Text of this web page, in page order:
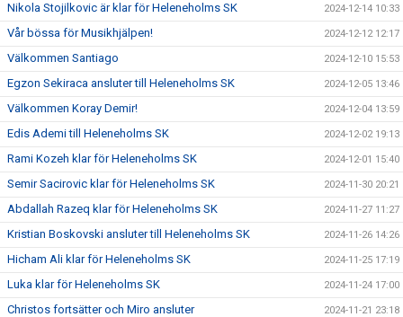
Nikola Stojilkovic är klar för Heleneholms SK 2024-12-14 10:33
Vår bössa för Musikhjälpen! 2024-12-12 12:17
Välkommen Santiago 2024-12-10 15:53
Egzon Sekiraca ansluter till Heleneholms SK 2024-12-05 13:46
Välkommen Koray Demir! 2024-12-04 13:59
Edis Ademi till Heleneholms SK 2024-12-02 19:13
Rami Kozeh klar för Heleneholms SK 2024-12-01 15:40
Semir Sacirovic klar för Heleneholms SK 2024-11-30 20:21
Abdallah Razeq klar för Heleneholms SK 2024-11-27 11:27
Kristian Boskovski ansluter till Heleneholms SK 2024-11-26 14:26
Hicham Ali klar för Heleneholms SK 2024-11-25 17:19
Luka klar för Heleneholms SK 2024-11-24 17:00
Christos fortsätter och Miro ansluter 2024-11-21 23:18